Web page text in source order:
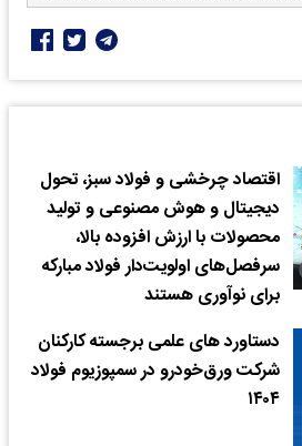
اقتصاد چرخشی و فولاد سبز، تحول
دیجیتال و هوش مصنوعی و تولید
محصولات با ارزش افزوده بالا،
سرفصل‌های اولویت‌دار فولاد مبارکه
برای نوآوری هستند
دستاورد های علمی برجسته کارکنان
شرکت ورق‌خودرو در سمپوزیوم فولاد
۱۴۰۴